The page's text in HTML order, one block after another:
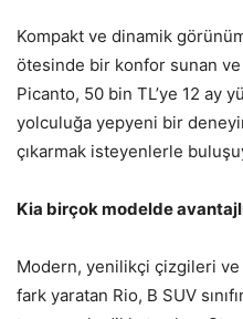
Kompakt ve dinamik
ötesinde bir konfor sunan
Picanto, 50 bin TL’ye 12 ay
yolculuğa yepyeni bir
çıkarmak isteyenlerle
Kia birçok modelde
Modern, yenilikçi çizgileri ve
fark yaratan Rio, B SUV